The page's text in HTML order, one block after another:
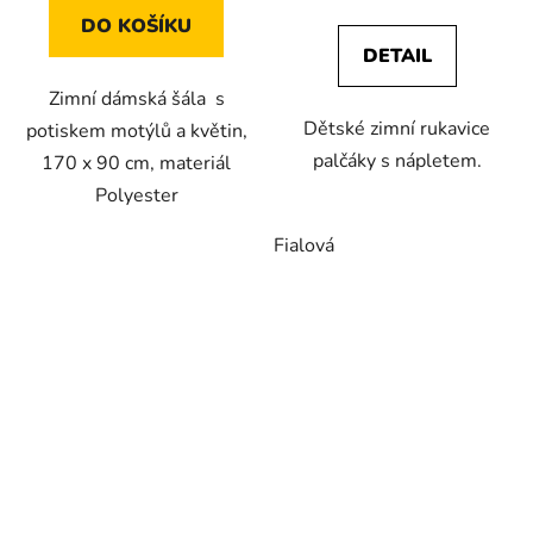
DO KOŠÍKU
Zimní dámská šála s
potiskem motýlů a květin,
170 x 90 cm, materiál
Polyester
DETAIL
Dětské zimní rukavice
palčáky s nápletem.
Fialová